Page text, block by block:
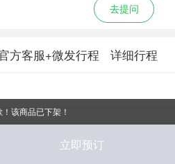
去提问
方客服+微发行程 详细行程
该商品已下架！
立即预订